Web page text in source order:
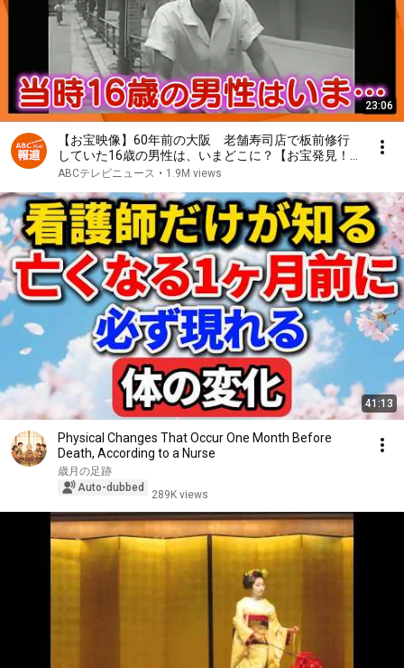
23:06
【お宝映像】60年前の大阪 老舗寿司店で板前修行
していた16歳の男性は、いまどこに？【お宝発見！
関西いまむかし】
ABCテレビニュース • 1.9M views
41:13
Physical Changes That Occur One Month Before
Death, According to a Nurse
歳月の足跡
Auto-dubbed
289K views